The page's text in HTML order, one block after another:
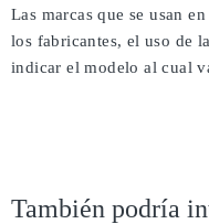
Las marcas que se usan
los fabricantes, el uso de
indicar el modelo al cual
También podría